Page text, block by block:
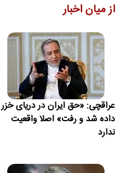
از میان اخبار
عراقچی: «حق ایران در دریای خزر
داده شد و رفت» اصلا واقعیت
ندارد